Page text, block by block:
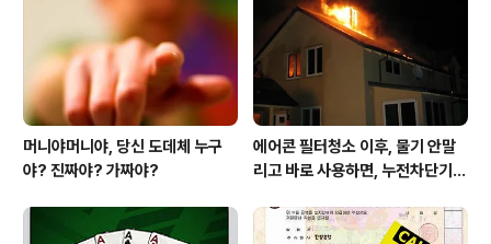
픽 싸움이니까요 머니머신을 만들게 된 동기는 바로 [제휴
마케팅 좀 편하게 해서 놀고 먹자]는 원초적 발상에서 시작
했습니다. "노오력"따위는 좀 다른 건설적인거..
머니야머니야, 당신 도데체 누구
야? 진짜야? 가짜야?
에어콘 필터청소 이후, 물기 안말
리고 바로 사용하면, 누전차단기
심!)